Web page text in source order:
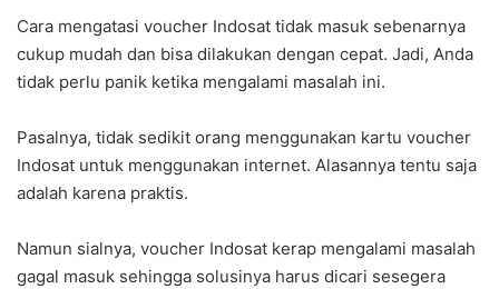
Cara mengatasi voucher Indosat tidak masuk sebenarnya
cukup mudah dan bisa dilakukan dengan cepat. Jadi, Anda
tidak perlu panik ketika mengalami masalah ini.
Pasalnya, tidak sedikit orang menggunakan kartu voucher
Indosat untuk menggunakan internet. Alasannya tentu saja
adalah karena praktis.
Namun sialnya, voucher Indosat kerap mengalami masalah
gagal masuk sehingga solusinya harus dicari sesegera